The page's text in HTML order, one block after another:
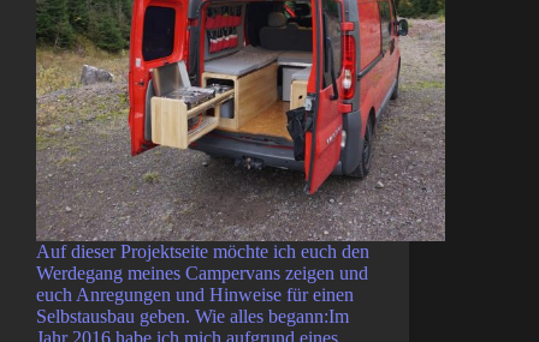
Auf dieser Projektseite möchte ich euch den
Werdegang meines Campervans zeigen und
euch Anregungen und Hinweise für einen
Selbstausbau geben. Wie alles begann:Im